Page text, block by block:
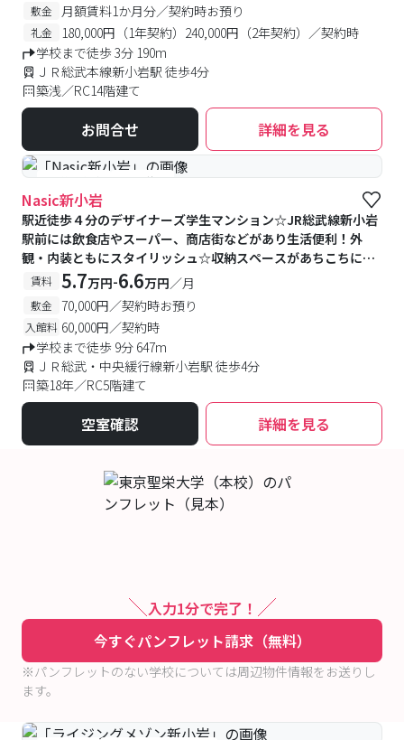
敷金 月額賃料1か月分／契約時お預り
礼金
180,000円（1年契約）240,000円（2年契約）／契約時
学校まで徒歩 3分 190m
ＪＲ総武本線新小岩駅 徒歩4分
築浅／RC14階建て
お問合せ 詳細を見る
#予約受付中 #空室待ち
Nasic新小岩
駅近徒歩４分のデザイナーズ学生マンション☆JR総武線新小岩
駅前には飲食店やスーパー、商店街などがあり生活便利！外
観・内装ともにスタイリッシュ☆収納スペースがあちこちにあ
るのも◎雨の日に便利な浴室乾燥機付が嬉しい♪
賃料 5.7万円-6.6万円／月
敷金 70,000円／契約時お預り
入館料 60,000円／契約時
学校まで徒歩 9分 647m
ＪＲ総武・中央緩行線新小岩駅 徒歩4分
築18年／RC5階建て
空室確認 詳細を見る
入力1分で完了！
今すぐパンフレット請求（無料）
※パンフレットのない学校については周辺物件情報をお送りし
ます。